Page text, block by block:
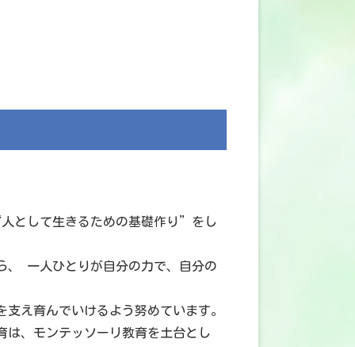
として生きるための基礎作り”をし
、 一人ひとりが自分の力で、自分の
え育んでいけるよう努めています。
、モンテッソーリ教育を土台とし